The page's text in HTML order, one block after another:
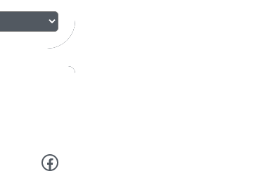
Facebook